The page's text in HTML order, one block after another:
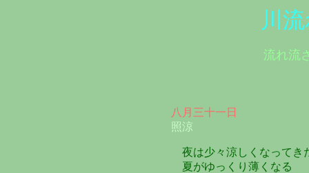
川
流れ流
八月三十一日
照涼
夜は少々涼しくなってき
夏がゆっくり薄くなる